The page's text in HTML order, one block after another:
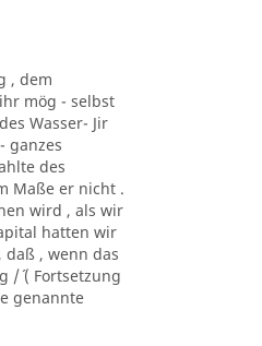
, dem
mög - selbst
Wasser- Jir
ganzes
des
Maße er nicht .
wird , als wir
hatten wir
, wenn das
´ ( Fortsetzung
genannte